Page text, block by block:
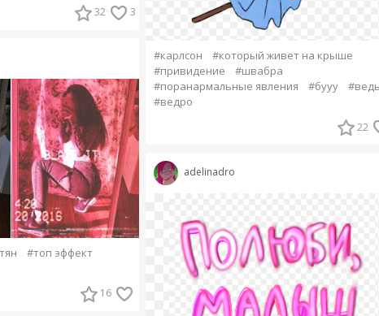
32 3
#топ эффект
16
#карлсон
#который живет на крыше
#привидение
#швабра
#поранармальные явления
#бууу
#ведро
22
adelinadro